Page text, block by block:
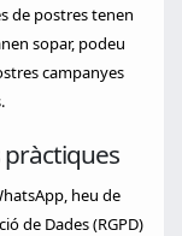
de postres tenen
sopar, podeu
campanyes
heu de
de Dades (RGPD)